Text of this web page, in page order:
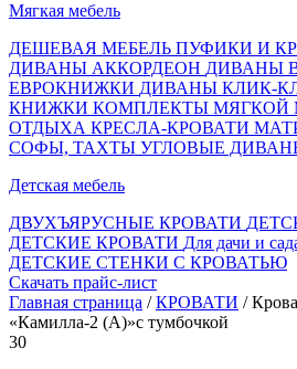
Мягкая мебель
ДЕШЕВАЯ МЕБЕЛЬ ПУФИКИ И
ДИВАНЫ АККОРДЕОН ДИВАНЫ
ЕВРОКНИЖКИ ДИВАНЫ КЛИК-
КНИЖКИ КОМПЛЕКТЫ МЯГКОЙ
ОТДЫХА КРЕСЛА-КРОВАТИ
СОФЫ, ТАХТЫ УГЛОВЫЕ
Детская мебель
ДВУХЪЯРУСНЫЕ КРОВАТИ
ДЕТСКИЕ КРОВАТИ Для дачи и
ДЕТСКИЕ СТЕНКИ С КРОВАТЬЮ
Скачать прайс-лист
Главная страница /КРОВАТИ /
«Камилла-2 (А)»с тумбочкой
30